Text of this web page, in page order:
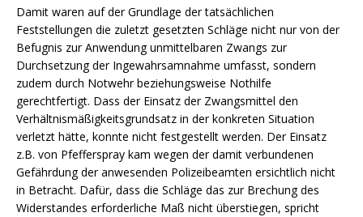
Damit waren auf der Grundlage der tatsächlichen
Feststellungen die zuletzt gesetzten Schläge nicht nur von der
Befugnis zur Anwendung unmittelbaren Zwangs zur
Durchsetzung der Ingewahrsamnahme umfasst, sondern
zudem durch Notwehr beziehungsweise Nothilfe
gerechtfertigt. Dass der Einsatz der Zwangsmittel den
Verhältnismäßigkeitsgrundsatz in der konkreten Situation
verletzt hätte, konnte nicht festgestellt werden. Der Einsatz
z.B. von Pfefferspray kam wegen der damit verbundenen
Gefährdung der anwesenden Polizeibeamten ersichtlich nicht
in Betracht. Dafür, dass die Schläge das zur Brechung des
Widerstandes erforderliche Maß nicht überstiegen, spricht